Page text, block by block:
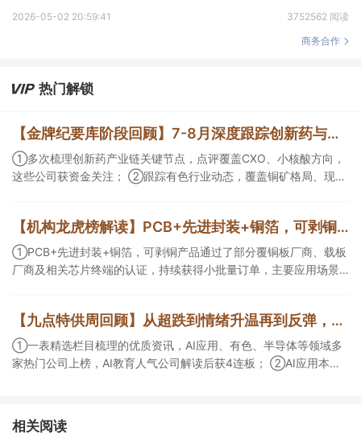
2026-05-02 20:59:41
3752562 阅读
商务合作
热门解锁
【金牌纪要库阶段回顾】7-8月深度跟踪创新药与有色/铜方向，持续把握产业变化脉络+前瞻价值
①多次梳理创新药产业链关键节点，点评覆盖CXO、小核酸方向，
这些公司获资金关注； ②跟踪有色行业动态，覆盖铜矿格局、现货
【机构龙虎榜解读】PCB+先进封装+铜箔，可剥铜产品通过了部分覆铜板厂商、载板厂商及相关芯片终端的认证，持续获得小批量订单，主要应用场景包括芯片封装光模块用PCB，机构大额净买入这家公司
①PCB+先进封装+铜箔，可剥铜产品通过了部分覆铜板厂商、载板
厂商及相关芯片终端的认证，持续获得小批量订单，主要应用场景
等方面具有丰富经验，具备承接细胞与基因治疗产品商业化受托生
产的合规资质，这家公司获净买入。
【九点特供周回顾】从超跌到情绪升温再到反弹，栏目梳理AI应用题材逻辑，AI教育人气公司解读后获4连板
①一表精选栏目梳理的优质资讯，AI应用、有色、半导体等领域多
家热门公司上榜，AI教育人气公司解读后获4连板； ②AI应用本周
角前瞻产业供需情况，提及2家核心公司双双涨停。
相关阅读